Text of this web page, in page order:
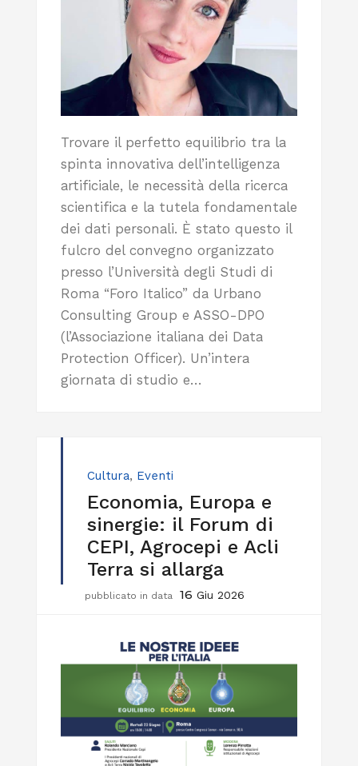
Trovare il perfetto equilibrio tra la
spinta innovativa dell’intelligenza
artificiale, le necessità della ricerca
scientifica e la tutela fondamentale
dei dati personali. È stato questo il
fulcro del convegno organizzato
presso l’Università degli Studi di
Roma “Foro Italico” da Urbano
Consulting Group e ASSO-DPO
(l’Associazione italiana dei Data
Protection Officer). Un’intera
giornata di studio e…
Cultura, Eventi
Economia, Europa e
sinergie: il Forum di
CEPI, Agrocepi e Acli
Terra si allarga
pubblicato in data 16 Giu 2026